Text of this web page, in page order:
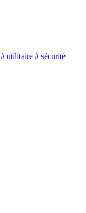
# utilitaire # sécurité